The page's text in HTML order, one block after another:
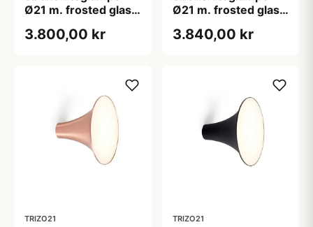
Ø21 m. frosted glas
Kobber
3.800,00 kr
Ø21 m. frosted glas,
3.840,00 kr
TRIZO21 TRIZO21